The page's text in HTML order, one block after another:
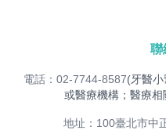
聯
電話：02-7744-8587(牙醫
或醫療機構；醫療
地址：100臺北市中